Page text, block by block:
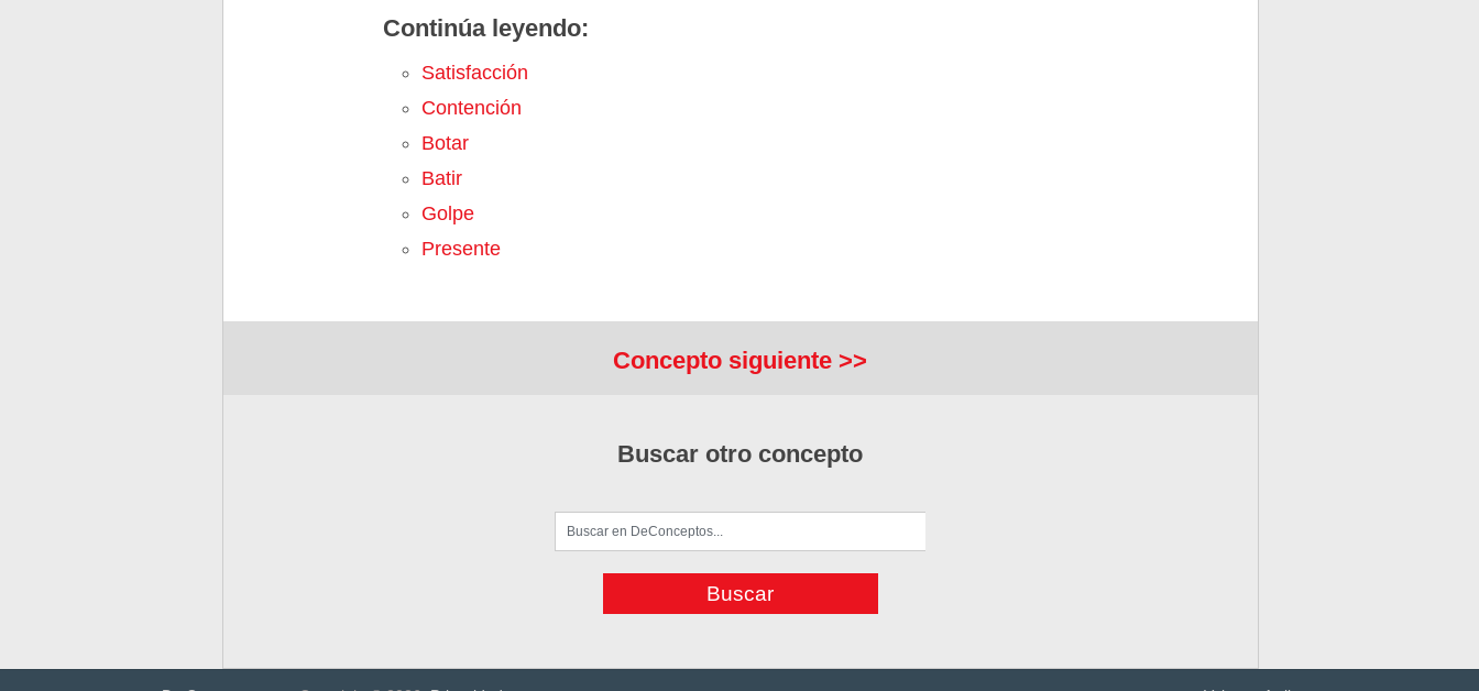
Continúa leyendo:
Satisfacción
Contención
Botar
Batir
Golpe
Presente
Concepto siguiente >>
Buscar otro concepto